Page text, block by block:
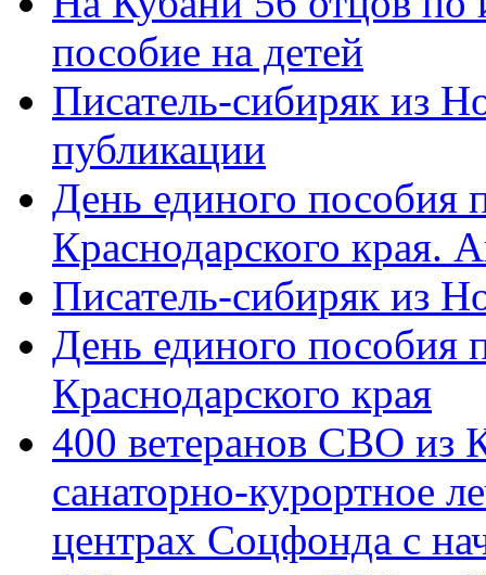
пособие на детей
Писатель-сибиряк из
публикации
День единого пособия
Краснодарского края.
Писатель-сибиряк из
День единого пособия
Краснодарского края
400 ветеранов СВО из
санаторно-курортное
центрах Соцфонда с